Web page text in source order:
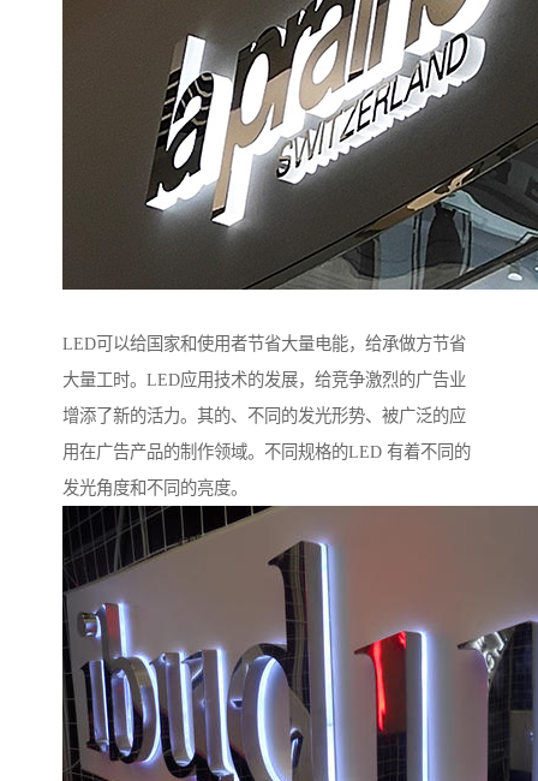
LED可以给国家和使用者节省大量电能，给承做方节省
大量工时。LED应用技术的发展，给竞争激烈的广告业
增添了新的活力。其的、不同的发光形势、被广泛的应
用在广告产品的制作领域。不同规格的LED 有着不同的
发光角度和不同的亮度。